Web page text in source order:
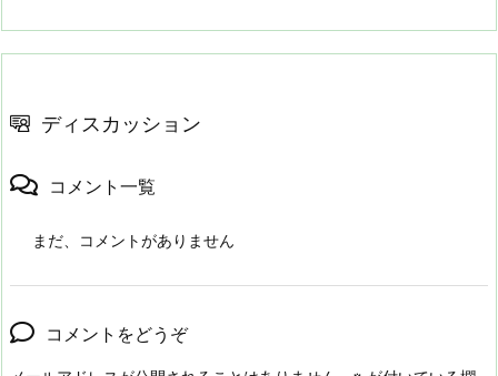
ディスカッション
コメント一覧
まだ、コメントがありません
コメントをどうぞ